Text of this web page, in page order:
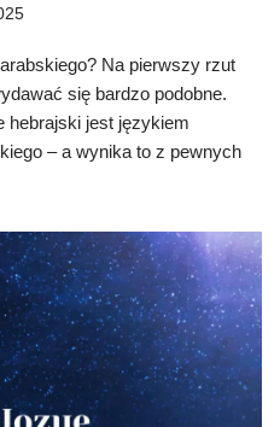
Na pierwszy rzut
się bardzo podobne.
hebrajski jest językiem
– a wynika to z pewnych